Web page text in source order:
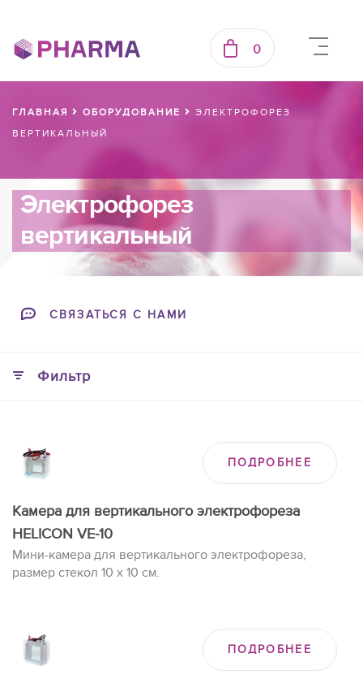
0
ГЛАВНАЯ ОБОРУДОВАНИЕ
ЭЛЕКТРОФОРЕЗ
ВЕРТИКАЛЬНЫЙ
Электрофорез
вертикальный
СВЯЗАТЬСЯ С НАМИ
Фильтр
ПОДРОБНЕЕ
Камера для вертикального электрофореза
HELICON VE-10
Мини-камера для вертикального электрофореза,
размер стекол 10 х 10 см.
ПОДРОБНЕЕ